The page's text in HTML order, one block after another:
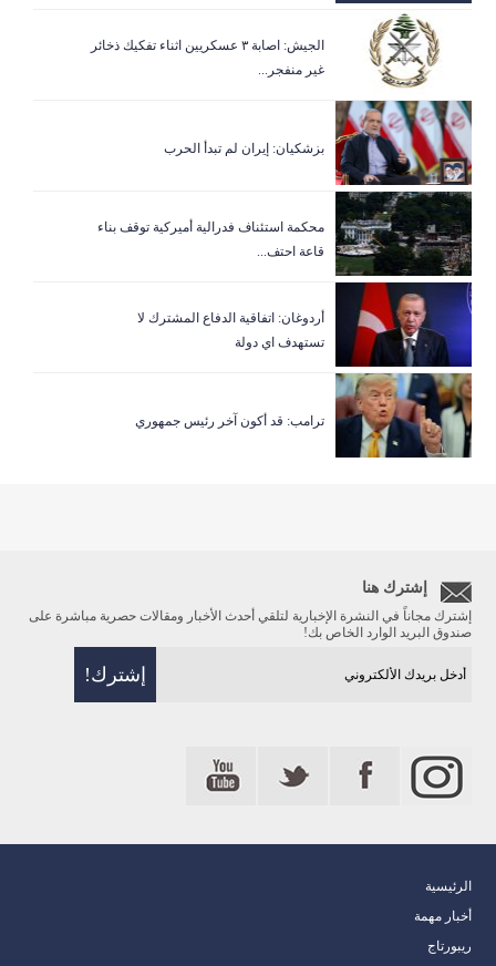
الجيش: اصابة ٣ عسكريين اثناء تفكيك ذخائر
غير منفجر...
بزشكيان: إيران لم تبدأ الحرب
‏محكمة استئناف فدرالية أميركية توقف بناء
قاعة احتف...
أردوغان: اتفاقية الدفاع المشترك لا
تستهدف اي دولة
ترامب: قد أكون آخر رئيس جمهوري
إشترك هنا
إشترك مجاناً في النشرة الإخبارية لتلقي أحدث الأخبار ومقالات حصرية مباشرة على
صندوق البريد الوارد الخاص بك!
الرئيسية
أخبار مهمة
ريبورتاج